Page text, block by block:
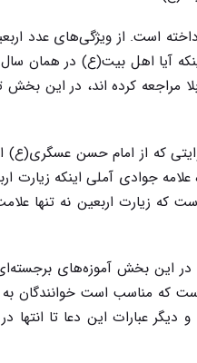
مراجعه کرده اند، در این
که از امام حسن عسگری(ع)
علامه جوادی آملی اینکه زیارت
است که زیارت اربعین نه تنها
در این بخش آموزه‌های
که مناسب است خوانندگان
دیگر عبارات این دعا تا